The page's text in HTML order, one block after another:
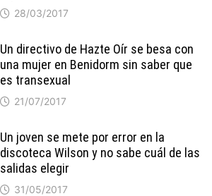
28/03/2017
Un directivo de Hazte Oír se besa con
una mujer en Benidorm sin saber que
es transexual
21/07/2017
Un joven se mete por error en la
discoteca Wilson y no sabe cuál de las
salidas elegir
31/05/2017